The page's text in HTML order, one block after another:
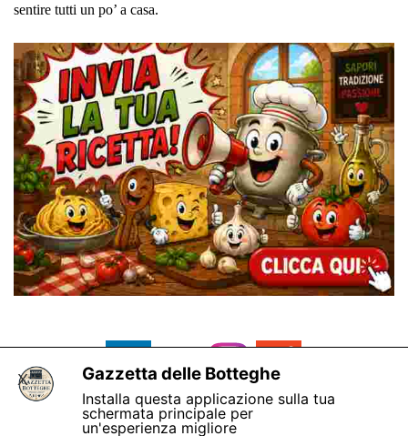
sentire tutti un po’ a casa.
Gazzetta delle Botteghe
Installa questa applicazione sulla tua
schermata principale per
un'esperienza migliore
X